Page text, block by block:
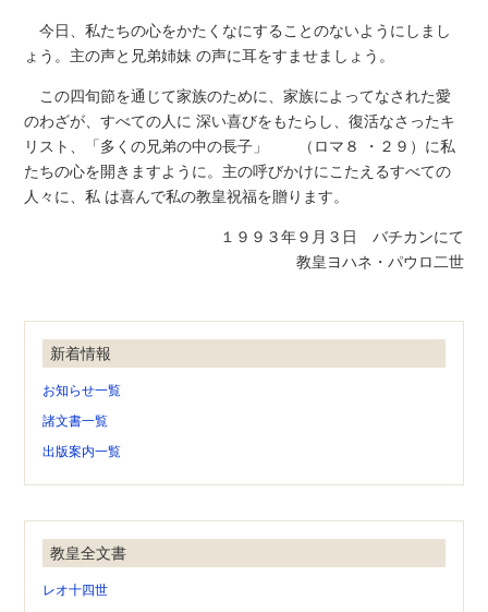
今日、私たちの心をかたくなにすることのないようにしまし
ょう。主の声と兄弟姉妹 の声に耳をすませましょう。
この四旬節を通じて家族のために、家族によってなされた愛
のわざが、すべての人に 深い喜びをもたらし、復活なさったキ
リスト、「多くの兄弟の中の長子」 （ロマ８ ・２９）に私
たちの心を開きますように。主の呼びかけにこたえるすべての
人々に、私 は喜んで私の教皇祝福を贈ります。
１９９３年９月３日 バチカンにて
教皇ヨハネ・パウロ二世
新着情報
お知らせ一覧
諸文書一覧
出版案内一覧
教皇全文書
レオ十四世